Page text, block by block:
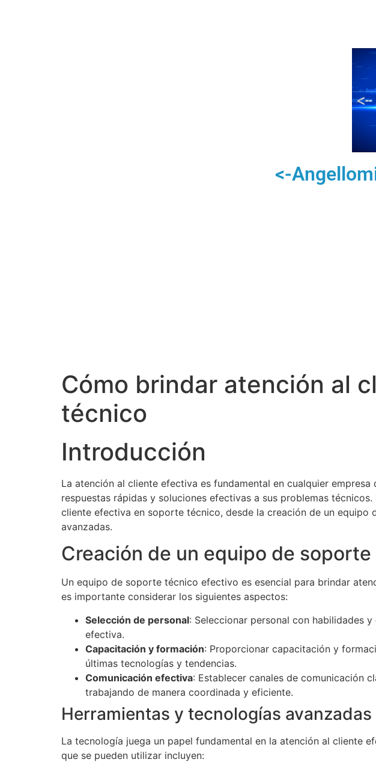
<-
Cómo brindar atención al
técnico
Introducción
La atención al cliente efectiva es fundamental en cualquier
respuestas rápidas y soluciones efectivas a sus problemas
cliente efectiva en soporte técnico, desde la creación de un
avanzadas.
Creación de un equipo de
Un equipo de soporte técnico efectivo es esencial para brindar
es importante considerar los siguientes aspectos:
Selección de personal: Seleccionar personal con habilidades
efectiva.
Capacitación y formación: Proporcionar capacitación y
últimas tecnologías y tendencias.
Comunicación efectiva: Establecer canales de comunicación
trabajando de manera coordinada y eficiente.
Herramientas y tecnologías avanzadas
La tecnología juega un papel fundamental en la atención al cliente
que se pueden utilizar incluyen: